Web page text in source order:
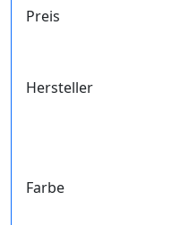
Preis
Hersteller
Farbe